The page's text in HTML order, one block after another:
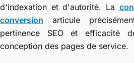
d'indexation et d'autorité. La
conversion articule
pertinence SEO et efficacité
conception des pages de service.